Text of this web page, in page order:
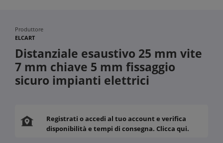
Produttore
ELCART
Distanziale esaustivo 25 mm vite
7 mm chiave 5 mm fissaggio
sicuro impianti elettrici
Registrati o accedi al tuo account e verifica
disponibilità e tempi di consegna. Clicca qui.